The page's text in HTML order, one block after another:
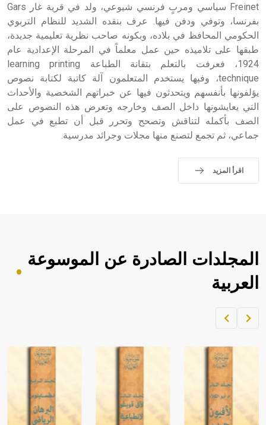
Freinet سياسي ومربٍ فرنسي شيوعي، ولد في قرية غار Gars
بفرنسا، وتوفي ودفن فيها. عرف بنقده الشديد للنظام التربوي
الحكومي المحافظ في بلاده، وبكونه صاحب نظرية تعليمية جديدة،
طبقها على تلاميذه حين عمل معلماً في المرحلة الإعدادية عام
1924، فعرفت بالتعلم بتقانة الطباعة learning printing
technique، وفيها يستخدم المتعلمون آلة كاتبة لكتابة نصوص
يؤلفونها بأنفسهم ويتحدثون فيها عن خبراتهم الشخصية والأحداث
التي يعايشونها داخل الصف وخارجه وتعرض هذه النصوص على
الصف بأكمله لتناقش وتصحح وتحرر قبل أن تطبع في عمل
جماعي، ثم تجمع لتصنع منها مجلات وجرائد مدرسية.
اقرأ المزيد
المجلدات الصادرة عن الموسوعة
العربية